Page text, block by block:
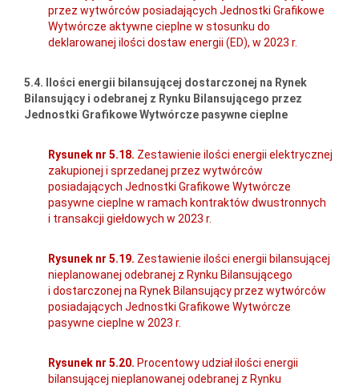
przez wytwórców posiadających Jednostki Grafikowe
Wytwórcze aktywne cieplne w stosunku do
deklarowanej ilości dostaw energii (ED), w 2023 r.
5.4. Ilości energii bilansującej dostarczonej na Rynek
Bilansujący i odebranej z Rynku Bilansującego przez
Jednostki Grafikowe Wytwórcze pasywne cieplne
Rysunek nr 5.18. Zestawienie ilości energii elektrycznej
zakupionej i sprzedanej przez wytwórców
posiadających Jednostki Grafikowe Wytwórcze
pasywne cieplne w ramach kontraktów dwustronnych
i transakcji giełdowych w 2023 r.
Rysunek nr 5.19. Zestawienie ilości energii bilansującej
nieplanowanej odebranej z Rynku Bilansującego
i dostarczonej na Rynek Bilansujący przez wytwórców
posiadających Jednostki Grafikowe Wytwórcze
pasywne cieplne w 2023 r.
Rysunek nr 5.20. Procentowy udział ilości energii
bilansującej nieplanowanej odebranej z Rynku